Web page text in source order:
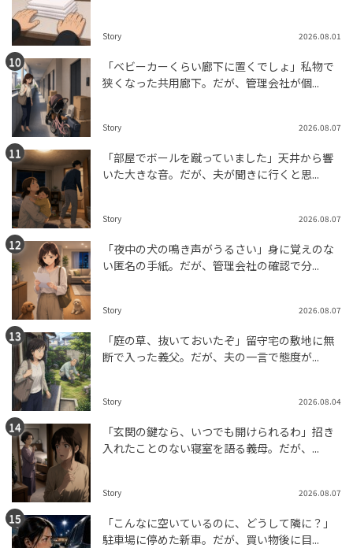
Story 2026.08.01
「ベビーカーくらい廊下に置くでしょ」私物で
狭くなった共用廊下。だが、管理会社が個...
Story 2026.08.07
「部屋でボールを蹴っていました」天井から響
いた大きな音。だが、夫が聞きに行くと思...
Story 2026.08.07
「夜中の犬の鳴き声がうるさい」身に覚えのな
い匿名の手紙。だが、管理会社の確認で分...
Story 2026.08.07
「庭の草、抜いておいたぞ」留守宅の敷地に無
断で入った義父。だが、夫の一言で態度が...
Story 2026.08.04
「玄関の鍵なら、いつでも開けられるわ」招き
入れたことのない寝室を語る義母。だが、...
Story 2026.08.07
「こんなに空いているのに、どうして隣に？」
駐車場に停めた新車。だが、買い物後に目...